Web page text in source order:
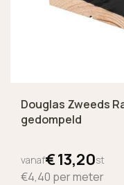
Douglas Zweeds
gedompeld
vanaf€13,20st
€4,40 per meter